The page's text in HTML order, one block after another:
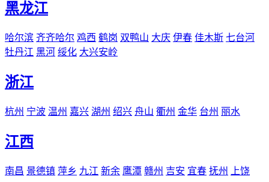
黑龙江
哈尔滨 齐齐哈尔 鸡西 鹤岗 双鸭山 大庆 伊春 佳木斯 七台河
牡丹江 黑河 绥化 大兴安岭
浙江
杭州 宁波 温州 嘉兴 湖州 绍兴 舟山 衢州 金华 台州 丽水
江西
南昌 景德镇 萍乡 九江 新余 鹰潭 赣州 吉安 宜春 抚州 上饶